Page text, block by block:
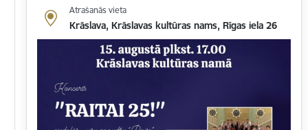
Atrašanās vieta
Krāslava, Krāslavas kultūras nams, Rīgas iela 26